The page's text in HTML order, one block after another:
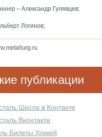
– Александр Гулявцев;
Логинов;
публикации
Школа в Контакте
Вконтакте
Билеты Хоккей